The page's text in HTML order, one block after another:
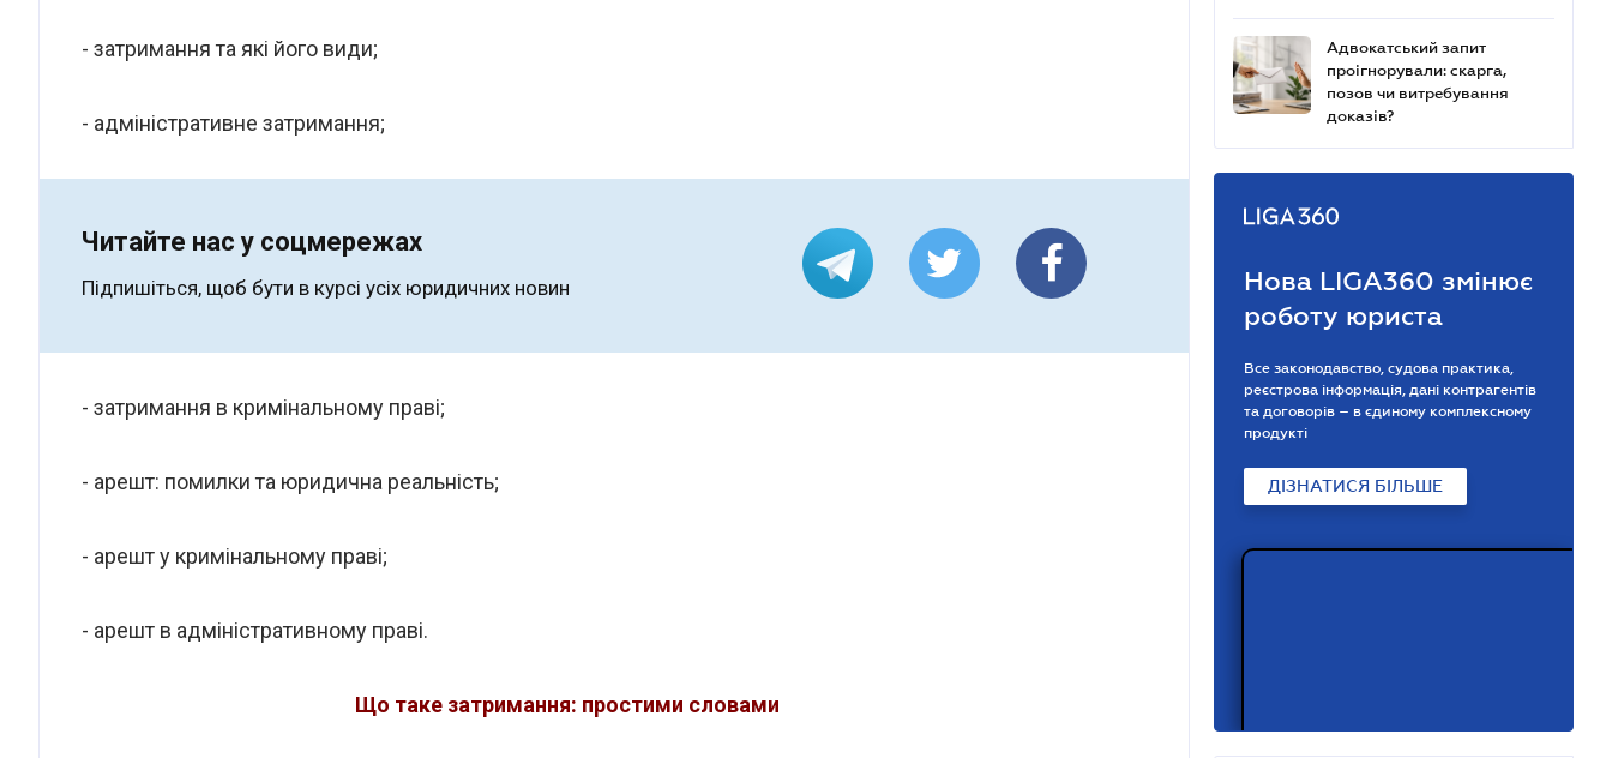
- затримання та які його види;
- адміністративне затримання;
Читайте нас у соцмережах
Підпишіться, щоб бути в курсі усіх юридичних новин
- затримання в кримінальному праві;
- арешт: помилки та юридична реальність;
- арешт у кримінальному праві;
- арешт в адміністративному праві.
Що таке затримання: простими словами
Адвокатський запит
проігнорували: скарга,
позов чи витребування
доказів?
Нова LIGA360 змінює
роботу юриста
Все законодавство, судова практика,
реєстрова інформація, дані контрагентів
та договорів – в єдиному комплексному
продукті
ДІЗНАТИСЯ БІЛЬШЕ